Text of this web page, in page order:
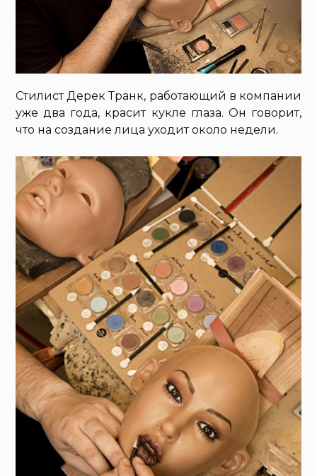
Стилист Дерек Транк, работающий в компании
уже два года, красит кукле глаза. Он говорит,
что на создание лица уходит около недели.